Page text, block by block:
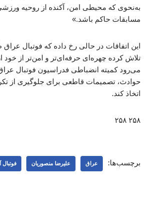
به‌نحوی که محیطی امن، آکنده از روحیه ورزشی
مسابقات حاکم باشد.»
این اتفاقات در حالی رخ داده که فوتبال
تلاش کرده چهره‌ای حرفه‌ای‌تر و امن‌تر از خود
می‌رود کمیته انضباطی فدراسیون فوتبال
حوادث، تصمیمات قاطعی برای جلوگیری از
اتخاذ کند.
۲۵۸ ۲۵۸
برچسب‌ها: عراق علیرضا منصوریان فوتبال